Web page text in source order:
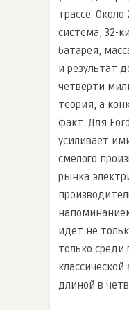
трассе.
система, 32-
батарея,
и результат
четверти
теория, а
факт. Для
усиливает
смелого
рынка
идет не
только среди
длиной в